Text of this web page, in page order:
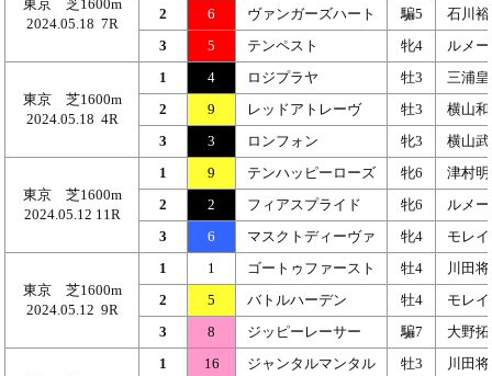
東京 芝1600m
2024.05.18 7R
2 6 ヴァンガーズハート 騙5 石川
3 5 テンペスト 牝4 ルメ
東京 芝1600m
2024.05.18 4R
1 4 ロジプラヤ 牡3 三浦
2 9 レッドアトレーヴ 牡3 横山
3 3 ロンフォン 牝3 横山
東京 芝1600m
2024.05.12 11R
1 9 テンハッピーローズ 牝6 津村
2 2 フィアスプライド 牝6 ルメ
3 6 マスクトディーヴァ 牝4 モレ
東京 芝1600m
2024.05.12 9R
1 1 ゴートゥファースト 牡4 川田
2 5 バトルハーデン 牡4 モレ
3 8 ジッピーレーサー 騙7 大野
1 16 ジャンタルマンタル 牡3 川田